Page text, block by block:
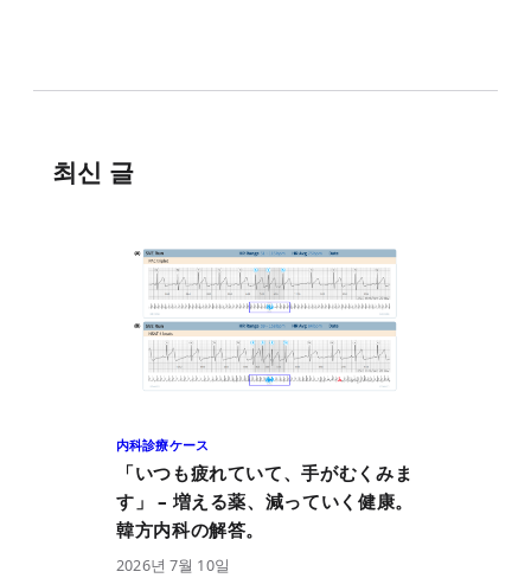
최신 글
内科診療ケース
「いつも疲れていて、手がむくみま
す」 – 増える薬、減っていく健康。
韓方内科の解答。
2026년 7월 10일